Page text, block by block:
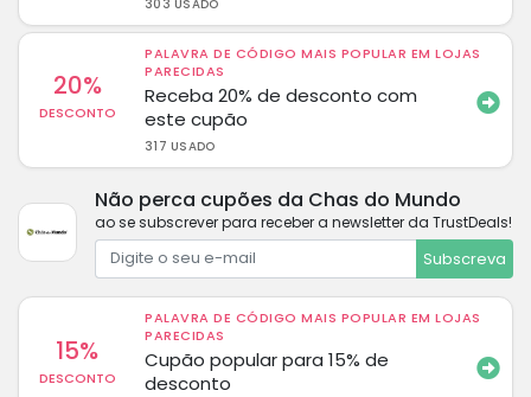
303 USADO
20%
DESCONTO
PALAVRA DE CÓDIGO MAIS POPULAR EM LOJAS
PARECIDAS
Receba 20% de desconto com
este cupão
317 USADO
Não perca cupões da Chas do Mundo
ao se subscrever para receber a newsletter da TrustDeals!
Subscreva
15%
DESCONTO
PALAVRA DE CÓDIGO MAIS POPULAR EM LOJAS
PARECIDAS
Cupão popular para 15% de
desconto